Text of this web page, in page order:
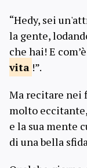
“Hedy, sei
la gente,
che hai! E
vita !”.
Ma recitare nei
molto
e la sua mente
di una bella